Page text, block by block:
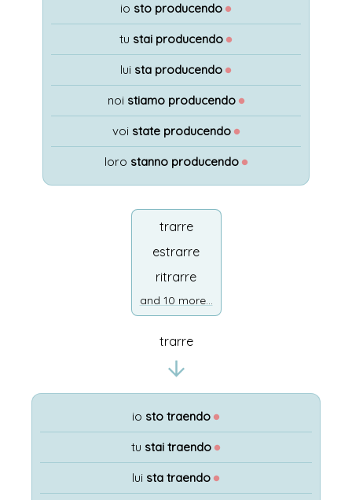
io sto producendo ●
tu stai producendo ●
lui sta producendo ●
noi stiamo producendo ●
voi state producendo ●
loro stanno producendo ●
trarre
estrarre
ritrarre
and 10 more...
trarre
io sto traendo ●
tu stai traendo ●
lui sta traendo ●